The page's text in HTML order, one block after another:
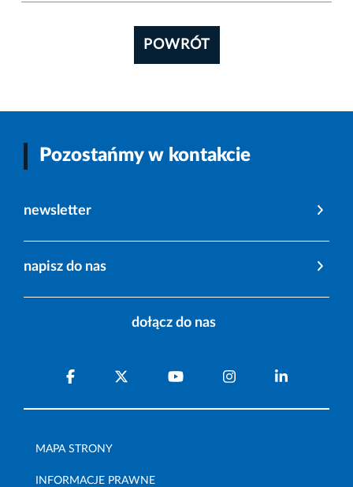
POWRÓT
Pozostańmy w kontakcie
newsletter
napisz do nas
dołącz do nas
MAPA STRONY
INFORMACJE PRAWNE